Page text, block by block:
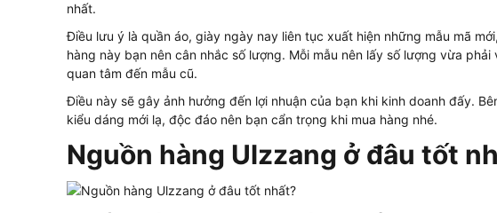
nhất.
Điều lưu ý là quần áo, giày ngày nay liên tục xuất hiện những mẫu mã
hàng này bạn nên cân nhắc số lượng. Mỗi mẫu nên lấy số lượng vừa
quan tâm đến mẫu cũ.
Điều này sẽ gây ảnh hưởng đến lợi nhuận của bạn khi kinh doanh đấy.
kiểu dáng mới lạ, độc đáo nên bạn cẩn trọng khi mua hàng nhé.
Nguồn hàng Ulzzang ở đâu tốt